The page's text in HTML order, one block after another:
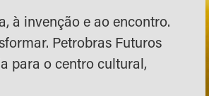
à invenção e ao encontro.
Petrobras Futuros
para o centro cultural,